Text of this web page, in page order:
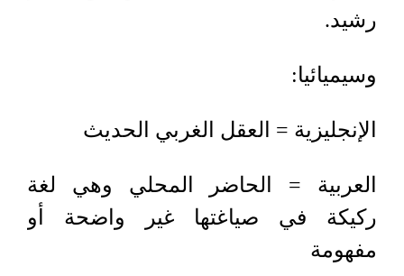
رشيد.
وسيميائيا:
الإنجليزية = العقل الغربي الحديث
العربية = الحاضر المحلي وهي لغة
ركيكة في صياغتها غير واضحة أو
مفهومة